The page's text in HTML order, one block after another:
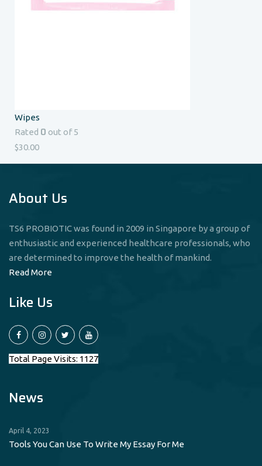
Wipes
Rated 0 out of 5
$30.00
About Us
TS6 PROBIOTIC was found in 2009 in Singapore by a group of
enthusiastic and experienced healthcare professionals, who
are determined to improve the health of mankind.
Read More
Like Us
Total Page Visits: 1127
News
April 4, 2023
Tools You Can Use To Write My Essay For Me